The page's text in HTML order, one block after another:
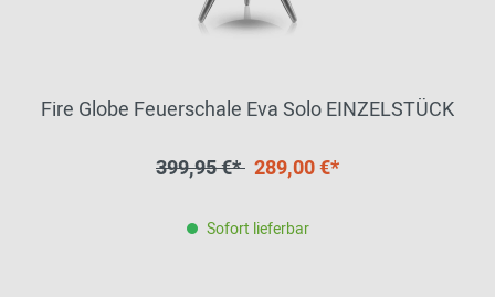
Fire Globe Feuerschale Eva Solo EINZELSTÜCK
399,95 €* 289,00 €*
Sofort lieferbar